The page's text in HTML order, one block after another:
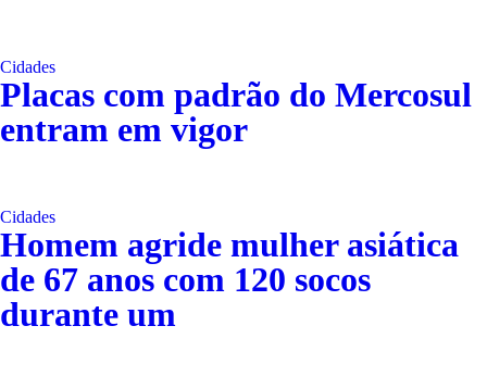
Cidades
Placas com padrão do Mercosul
entram em vigor
Cidades
Homem agride mulher asiática
de 67 anos com 120 socos
durante um